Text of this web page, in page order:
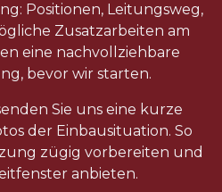
Positionen, Leitungsweg,
Zusatzarbeiten am
eine nachvollziehbare
bevor wir starten.
Sie uns eine kurze
der Einbausituation. So
zügig vorbereiten und
anbieten.